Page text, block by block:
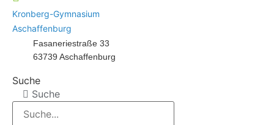
Kronberg-Gymnasium
Aschaffenburg
Fasaneriestraße 33
63739 Aschaffenburg
Suche
Suche